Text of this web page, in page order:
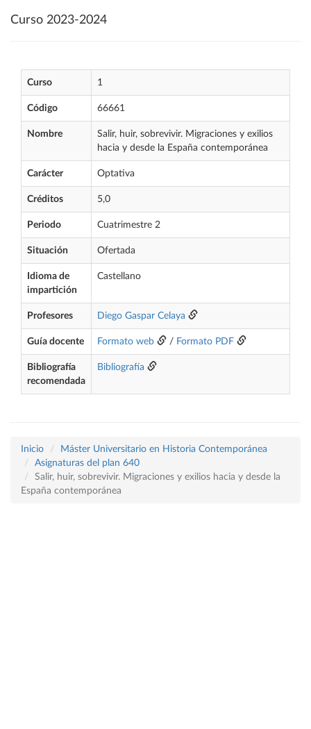
Curso 2023-2024
Curso 1
Código 66661
Nombre
Salir, huir, sobrevivir. Migraciones y exilios
hacia y desde la España contemporánea
Carácter Optativa
Créditos 5,0
Periodo Cuatrimestre 2
Situación Ofertada
Idioma de
impartición
Castellano
Profesores Diego Gaspar Celaya
Guía docente Formato web / Formato PDF
Bibliografía
recomendada
Bibliografía
Inicio
Máster Universitario en Historia Contemporánea
Asignaturas del plan 640
Salir, huir, sobrevivir. Migraciones y exilios hacia y desde la
España contemporánea